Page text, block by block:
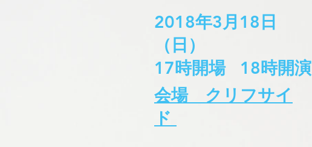
2018年3月18日
（日）
17時開場 18時開演
会場 クリフサイ
ド